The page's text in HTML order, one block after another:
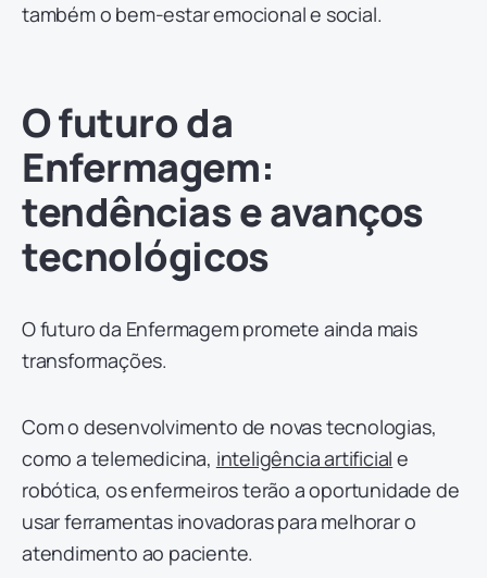
também o bem-estar emocional e social.
O futuro da
Enfermagem:
tendências e avanços
tecnológicos
O futuro da Enfermagem promete ainda mais
transformações.
Com o desenvolvimento de novas tecnologias,
como a telemedicina, inteligência artificial e
robótica, os enfermeiros terão a oportunidade de
usar ferramentas inovadoras para melhorar o
atendimento ao paciente.